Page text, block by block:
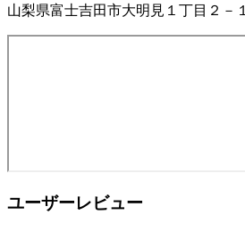
山梨県富士吉田市大明見１丁目２－１
ユーザーレビュー